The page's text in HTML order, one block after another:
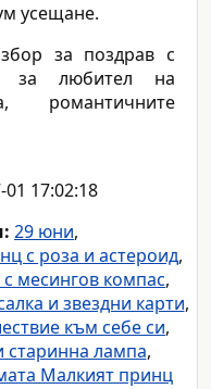
усещане.
за поздрав с
за любител на
романтичните
17:02:18
29 юни,
с роза и астероид,
месингов компас,
и звездни карти,
към себе си,
старинна лампа,
Малкият принц